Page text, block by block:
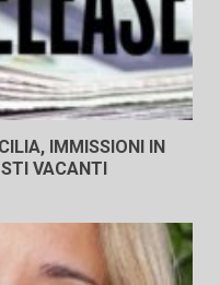
IMMISSIONI IN
VACANTI